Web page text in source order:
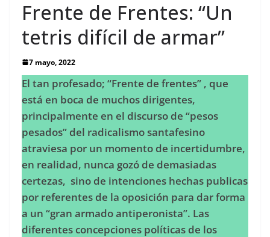
Frente de Frentes: “Un
tetris difícil de armar”
7 mayo, 2022
El tan profesado; “Frente de frentes” , que
está en boca de muchos dirigentes,
principalmente en el discurso de “pesos
pesados” del radicalismo santafesino
atraviesa por un momento de incertidumbre,
en realidad, nunca gozó de demasiadas
certezas, sino de intenciones hechas publicas
por referentes de la oposición para dar forma
a un “gran armado antiperonista”. Las
diferentes concepciones políticas de los